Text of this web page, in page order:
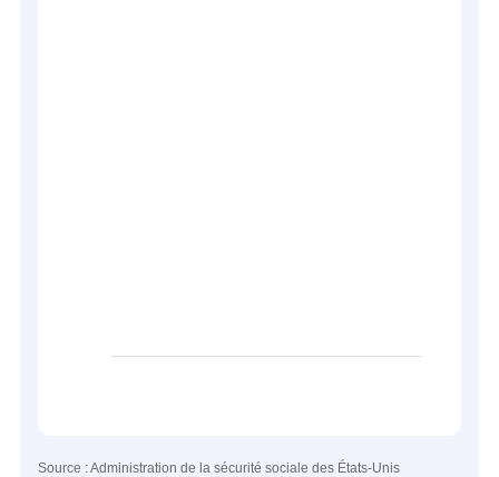
Source : Administration de la sécurité sociale des États-Unis